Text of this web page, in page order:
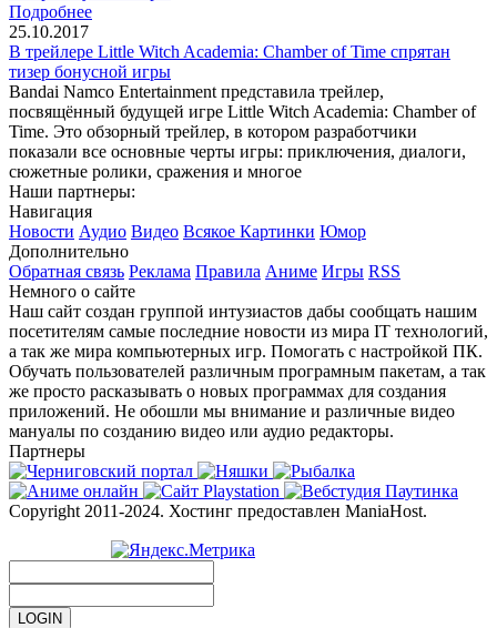
Подробнее
25.10.2017
В трейлере Little Witch Academia: Chamber of Time спрятан
тизер бонусной игры
Bandai Namco Entertainment представила трейлер,
посвящённый будущей игре Little Witch Academia: Chamber of
Time. Это обзорный трейлер, в котором разработчики
показали все основные черты игры: приключения, диалоги,
сюжетные ролики, сражения и многое
Наши партнеры:
Навигация
Новости Аудио Видео Всякое Картинки Юмор
Дополнительно
Обратная связь Реклама Правила Аниме Игры RSS
Немного о сайте
Наш сайт создан группой интузиастов дабы сообщать нашим
посетителям самые последние новости из мира IT технологий,
а так же мира компьютерных игр. Помогать с настройкой ПК.
Обучать пользователей различным програмным пакетам, а так
же просто расказывать о новых программах для создания
приложений. Не обошли мы внимание и различные видео
мануалы по созданию видео или аудио редакторы.
Партнеры
Copyright 2011-2024. Хостинг предоставлен ManiaHost.